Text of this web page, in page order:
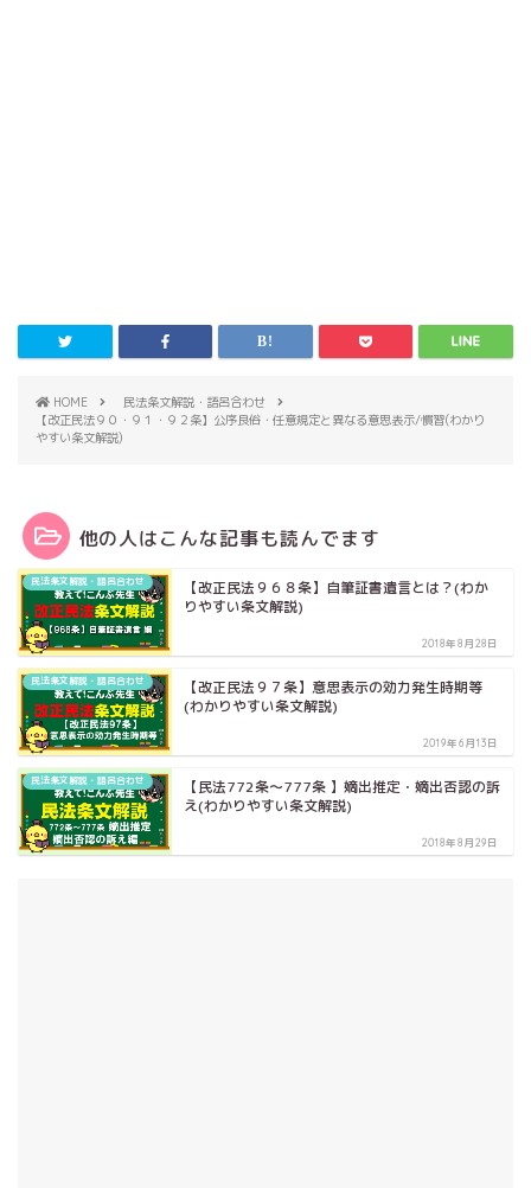
HOME
民法条文解説・語呂合わせ
【改正民法９０・９１・９２条】公序良俗・任意規定と異なる意思表示/慣習(わかり
やすい条文解説)
他の人はこんな記事も読んでます
民法条文解説・語呂合わせ
【改正民法９６８条】自筆証書遺言とは？(わか
りやすい条文解説)
2018年8月28日
民法条文解説・語呂合わせ
【改正民法９７条】意思表示の効力発生時期等
(わかりやすい条文解説)
2019年6月13日
民法条文解説・語呂合わせ
【民法772条～777条 】嫡出推定・嫡出否認の訴
え(わかりやすい条文解説)
2018年8月29日